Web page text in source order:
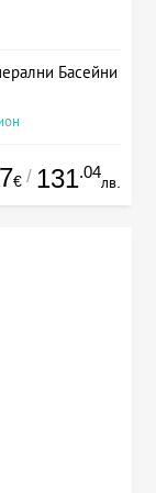
Басейни
€ / 131.04
лв.